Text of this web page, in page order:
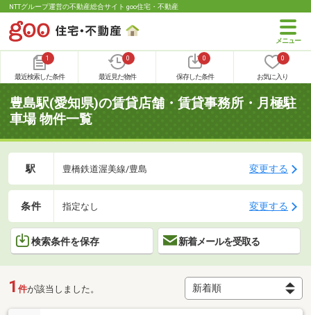
NTTグループ運営の不動産総合サイト goo住宅・不動産
1
最近検索した条件
0
最近見た物件
0
保存した条件
0
お気に入り
豊島駅(愛知県)の賃貸店舗・賃貸事務所・月極駐
車場 物件一覧
駅 豊橋鉄道渥美線/豊島 変更する
条件 指定なし 変更する
検索条件を保存 新着メールを受取る
1 件が該当しました。